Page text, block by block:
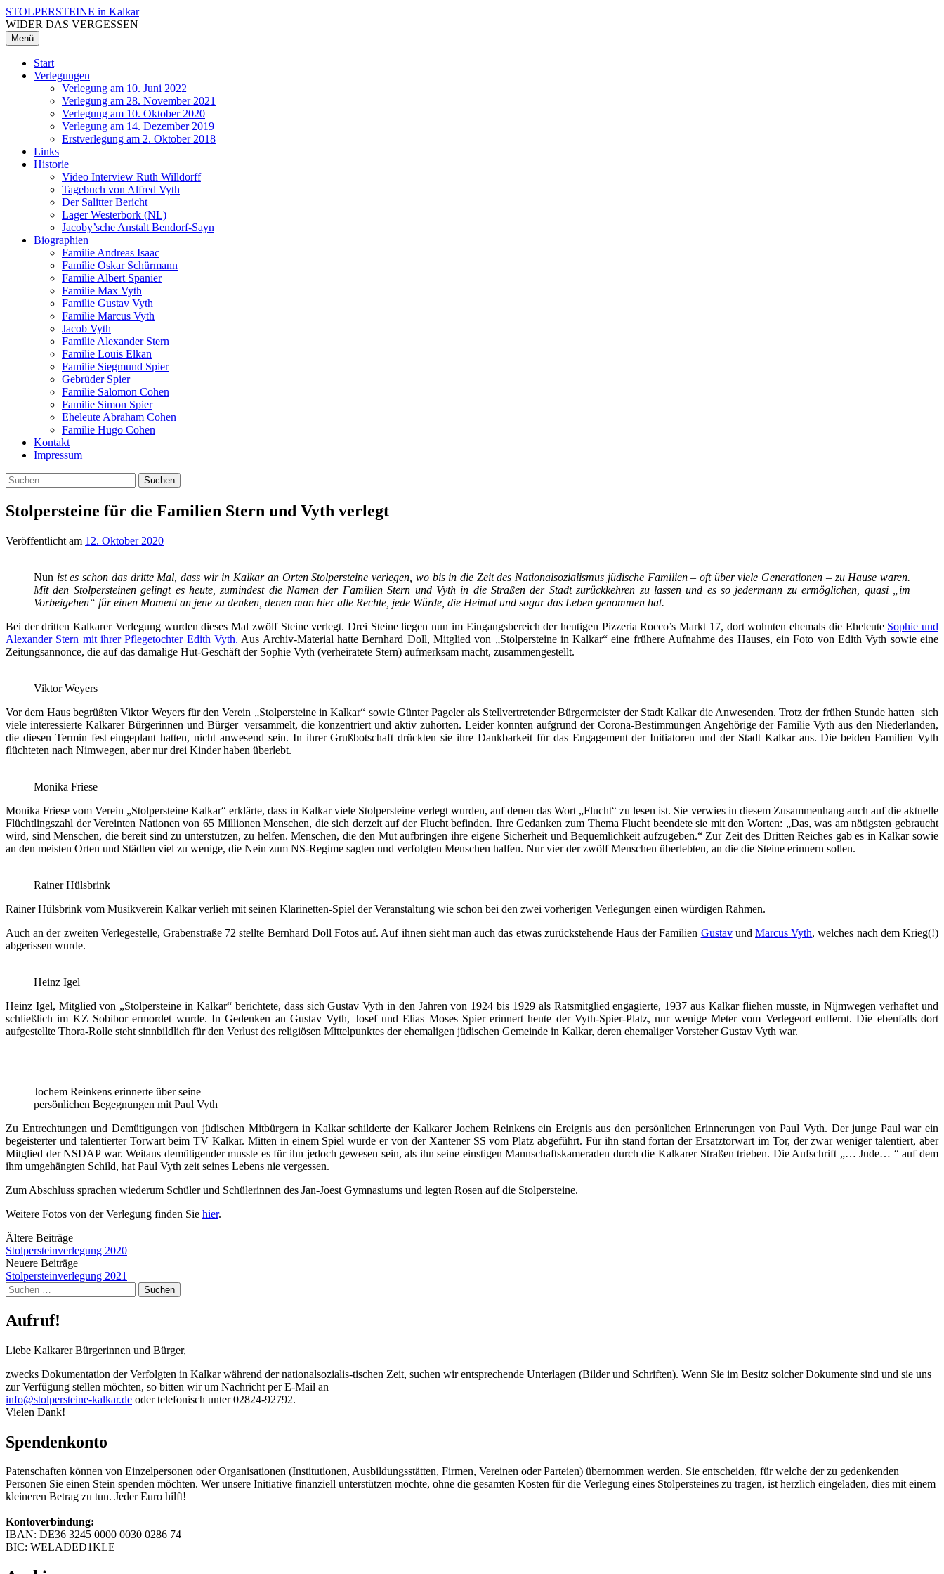
Zum
Inhalt
überspringen
STOLPERSTEINE in Kalkar
WIDER DAS VERGESSEN
Menü
Start
Verlegungen
Verlegung am 10. Juni 2022
Verlegung am 28. November 2021
Verlegung am 10. Oktober 2020
Verlegung am 14. Dezember 2019
Erstverlegung am 2. Oktober 2018
Links
Historie
Video Interview Ruth Willdorff
Tagebuch von Alfred Vyth
Der Salitter Bericht
Lager Westerbork (NL)
Jacoby’sche Anstalt Bendorf-Sayn
Biographien
Familie Andreas Isaac
Familie Oskar Schürmann
Familie Albert Spanier
Familie Max Vyth
Familie Gustav Vyth
Familie Marcus Vyth
Jacob Vyth
Familie Alexander Stern
Familie Louis Elkan
Familie Siegmund Spier
Gebrüder Spier
Familie Salomon Cohen
Familie Simon Spier
Eheleute Abraham Cohen
Familie Hugo Cohen
Kontakt
Impressum
Suchen
nach:
Stolpersteine für die Familien Stern und Vyth verlegt
Veröffentlicht am 12. Oktober 2020
Nun ist es schon das dritte Mal, dass wir in Kalkar an Orten Stolpersteine verlegen, wo bis in die Zeit des Nationalsozialismus jüdische Familien – oft über viele Generationen – zu Hause waren.
Mit den Stolpersteinen gelingt es heute, zumindest die Namen der Familien Stern und Vyth in die Straßen der Stadt zurückkehren zu lassen und es so jedermann zu ermöglichen, quasi „im
Vorbeigehen“ für einen Moment an jene zu denken, denen man hier alle Rechte, jede Würde, die Heimat und sogar das Leben genommen hat.
Bei der dritten Kalkarer Verlegung wurden dieses Mal zwölf Steine verlegt. Drei Steine liegen nun im Eingangsbereich der heutigen Pizzeria Rocco’s Markt 17, dort wohnten ehemals die Eheleute Sophie und
Alexander Stern mit ihrer Pflegetochter Edith Vyth. Aus Archiv-Material hatte Bernhard Doll, Mitglied von „Stolpersteine in Kalkar“ eine frühere Aufnahme des Hauses, ein Foto von Edith Vyth sowie eine
Zeitungsannonce, die auf das damalige Hut-Geschäft der Sophie Vyth (verheiratete Stern) aufmerksam macht, zusammengestellt.
Viktor Weyers
Vor dem Haus begrüßten Viktor Weyers für den Verein „Stolpersteine in Kalkar“ sowie Günter Pageler als Stellvertretender Bürgermeister der Stadt Kalkar die Anwesenden. Trotz der frühen Stunde hatten sich
viele interessierte Kalkarer Bürgerinnen und Bürger versammelt, die konzentriert und aktiv zuhörten. Leider konnten aufgrund der Corona-Bestimmungen Angehörige der Familie Vyth aus den Niederlanden,
die diesen Termin fest eingeplant hatten, nicht anwesend sein. In ihrer Grußbotschaft drückten sie ihre Dankbarkeit für das Engagement der Initiatoren und der Stadt Kalkar aus. Die beiden Familien Vyth
flüchteten nach Nimwegen, aber nur drei Kinder haben überlebt.
Monika Friese
Monika Friese vom Verein „Stolpersteine Kalkar“ erklärte, dass in Kalkar viele Stolpersteine verlegt wurden, auf denen das Wort „Flucht“ zu lesen ist. Sie verwies in diesem Zusammenhang auch auf die aktuelle
Flüchtlingszahl der Vereinten Nationen von 65 Millionen Menschen, die sich derzeit auf der Flucht befinden. Ihre Gedanken zum Thema Flucht beendete sie mit den Worten: „Das, was am nötigsten gebraucht
wird, sind Menschen, die bereit sind zu unterstützen, zu helfen. Menschen, die den Mut aufbringen ihre eigene Sicherheit und Bequemlichkeit aufzugeben.“ Zur Zeit des Dritten Reiches gab es in Kalkar sowie
an den meisten Orten und Städten viel zu wenige, die Nein zum NS-Regime sagten und verfolgten Menschen halfen. Nur vier der zwölf Menschen überlebten, an die die Steine erinnern sollen.
Rainer Hülsbrink
Rainer Hülsbrink vom Musikverein Kalkar verlieh mit seinen Klarinetten-Spiel der Veranstaltung wie schon bei den zwei vorherigen Verlegungen einen würdigen Rahmen.
Auch an der zweiten Verlegestelle, Grabenstraße 72 stellte Bernhard Doll Fotos auf. Auf ihnen sieht man auch das etwas zurückstehende Haus der Familien GustavundMarcus Vyth, welches nach dem Krieg(!)
abgerissen wurde.
Heinz Igel
Heinz Igel, Mitglied von „Stolpersteine in Kalkar“ berichtete, dass sich Gustav Vyth in den Jahren von 1924 bis 1929 als Ratsmitglied engagierte, 1937 aus Kalkar fliehen musste, in Nijmwegen verhaftet und
schließlich im KZ Sobibor ermordet wurde. In Gedenken an Gustav Vyth, Josef und Elias Moses Spier erinnert heute der Vyth-Spier-Platz, nur wenige Meter vom Verlegeort entfernt. Die ebenfalls dort
aufgestellte Thora-Rolle steht sinnbildlich für den Verlust des religiösen Mittelpunktes der ehemaligen jüdischen Gemeinde in Kalkar, deren ehemaliger Vorsteher Gustav Vyth war.
Jochem Reinkens erinnerte über seine
persönlichen Begegnungen mit Paul Vyth
Zu Entrechtungen und Demütigungen von jüdischen Mitbürgern in Kalkar schilderte der Kalkarer Jochem Reinkens ein Ereignis aus den persönlichen Erinnerungen von Paul Vyth. Der junge Paul war ein
begeisterter und talentierter Torwart beim TV Kalkar. Mitten in einem Spiel wurde er von der Xantener SS vom Platz abgeführt. Für ihn stand fortan der Ersatztorwart im Tor, der zwar weniger talentiert, aber
Mitglied der NSDAP war. Weitaus demütigender musste es für ihn jedoch gewesen sein, als ihn seine einstigen Mannschaftskameraden durch die Kalkarer Straßen trieben. Die Aufschrift „… Jude… “ auf dem
ihm umgehängten Schild, hat Paul Vyth zeit seines Lebens nie vergessen.
Zum Abschluss sprachen wiederum Schüler und Schülerinnen des Jan-Joest Gymnasiums und legten Rosen auf die Stolpersteine.
Weitere Fotos von der Verlegung finden Sie hier.
Beitragsnavigation
Ältere Beiträge
Stolpersteinverlegung 2020
Neuere Beiträge
Stolpersteinverlegung 2021
Suchen
nach:
Aufruf!
Liebe Kalkarer Bürgerinnen und Bürger,
zwecks Dokumentation der Verfolgten in Kalkar während der nationalsozialis-tischen Zeit, suchen wir entsprechende Unterlagen (Bilder und Schriften). Wenn Sie im Besitz solcher Dokumente sind und sie uns
zur Verfügung stellen möchten, so bitten wir um Nachricht per E-Mail an
info@stolpersteine-kalkar.de oder telefonisch unter 02824-92792.
Vielen Dank!
Spendenkonto
Patenschaften können von Einzelpersonen oder Organisationen (Institutionen, Ausbildungsstätten, Firmen, Vereinen oder Parteien) übernommen werden. Sie entscheiden, für welche der zu gedenkenden
Personen Sie einen Stein spenden möchten. Wer unsere Initiative finanziell unterstützen möchte, ohne die gesamten Kosten für die Verlegung eines Stolpersteines zu tragen, ist herzlich eingeladen, dies mit einem
kleineren Betrag zu tun. Jeder Euro hilft!
Kontoverbindung:
IBAN: DE36 3245 0000 0030 0286 74
BIC: WELADED1KLE